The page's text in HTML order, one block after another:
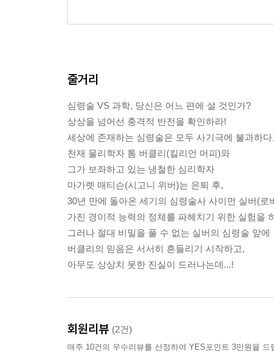
줄거리
심령술 VS 과학, 당신은 어느 편에 설 것인가?
상상을 넘어선 충격적 반전을 확인하라!
세상에 존재하는 심령술은 모두 사기극에 불과하
천재 물리학자 톰 버클리(킬리언 머피)와
그가 보좌하고 있는 냉철한 심리학자
마가렛 매티슨(시고니 위버)는 은퇴 후,
30년 만에 돌아온 세기의 심령술사 사이먼 실버(로
가진 경이적 능력의 정체를 파헤치기 위한 실험을
그러나 절대 비밀을 풀 수 없는 실버의 심령술 앞에
버클리의 믿음은 서서히 흔들리기 시작하고,
아무도 상상치 못한 진실이 드러나는데...!
회원리뷰 (2건)
매주 10건의 우수리뷰를 선정하여 YES포인트 3만원을 드